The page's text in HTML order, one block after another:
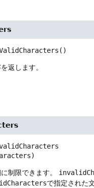
()
返します。
制限できます。
で指定された